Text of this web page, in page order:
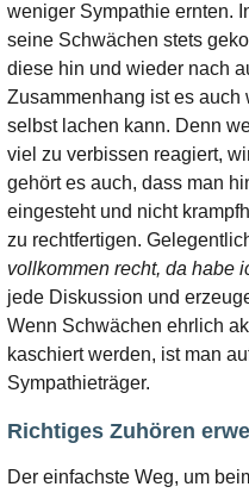
weniger Sympathie ernten.
seine Schwächen stets
diese hin und wieder nach
Zusammenhang ist es auch
selbst lachen kann. Denn
viel zu verbissen reagiert,
gehört es auch, dass man
eingesteht und nicht
zu rechtfertigen.
vollkommen recht, da habe
jede Diskussion und
Wenn Schwächen ehrlich
kaschiert werden, ist man
Sympathieträger.
Richtiges Zuhören
Der einfachste Weg, um